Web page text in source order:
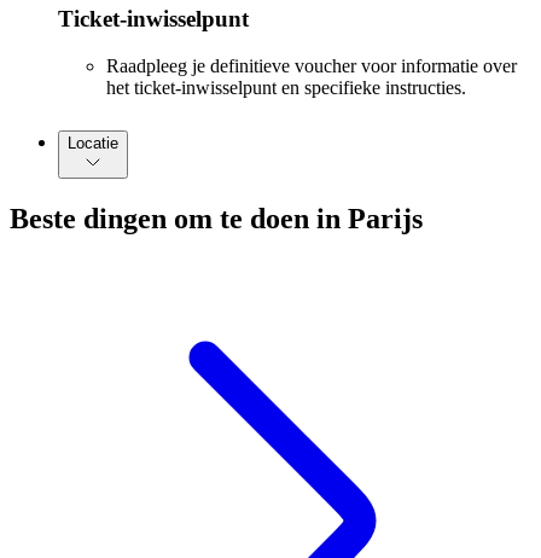
Ticket-inwisselpunt
Raadpleeg je definitieve voucher voor informatie over
het ticket-inwisselpunt en specifieke instructies.
Locatie
Beste dingen om te doen in Parijs